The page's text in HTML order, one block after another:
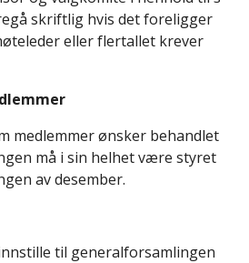
skriftlig hvis det foreligger
eller flertallet krever
medlemmer ønsker behandlet
må i sin helhet være styret
av desember.
til generalforsamlingen